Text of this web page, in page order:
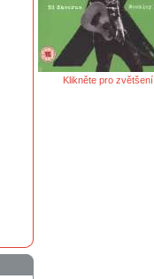
Klikněte pro zvětšení.